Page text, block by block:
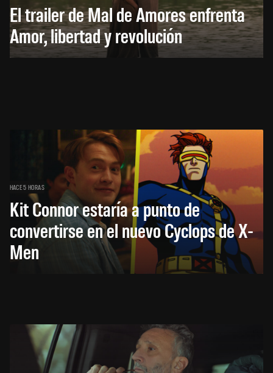
El trailer de Mal de Amores enfrenta
Amor, libertad y revolución
HACE 5 HORAS
Kit Connor estaría a punto de
convertirse en el nuevo Cyclops de X-
Men